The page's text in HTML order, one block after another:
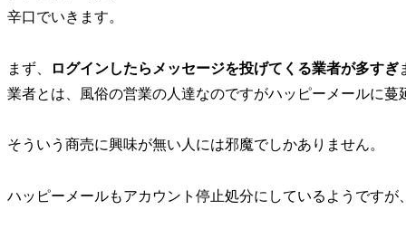
辛口でいきます。
まず、 ログインしたらメッセージを投げてくる業者が多すぎ
業者とは、風俗の営業の人達なのですがハッピーメールに蔓
そういう商売に興味が無い人には邪魔でしかありません。
ハッピーメールもアカウント停止処分にしているようですが